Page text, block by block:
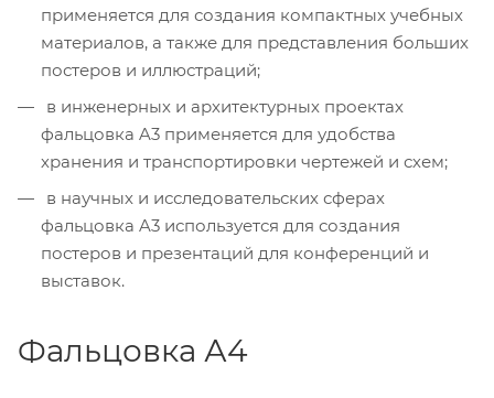
применяется для создания компактных учебных
материалов, а также для представления больших
постеров и иллюстраций;
в инженерных и архитектурных проектах
фальцовка A3 применяется для удобства
хранения и транспортировки чертежей и схем;
в научных и исследовательских сферах
фальцовка A3 используется для создания
постеров и презентаций для конференций и
выставок.
Фальцовка А4